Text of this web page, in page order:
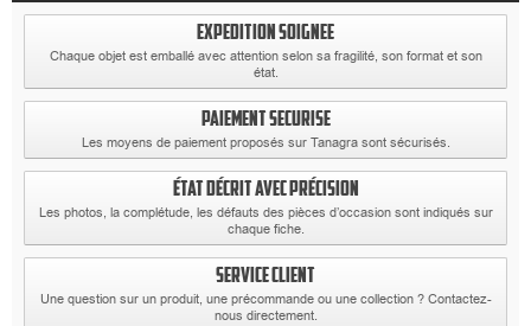
EXPEDITION SOIGNEE
Chaque objet est emballé avec attention selon sa fragilité, son format et son
état.
PAIEMENT SECURISE
Les moyens de paiement proposés sur Tanagra sont sécurisés.
ÉTAT DÉCRIT AVEC PRÉCISION
Les photos, la complétude, les défauts des pièces d’occasion sont indiqués sur
chaque fiche.
SERVICE CLIENT
Une question sur un produit, une précommande ou une collection ? Contactez-
nous directement.